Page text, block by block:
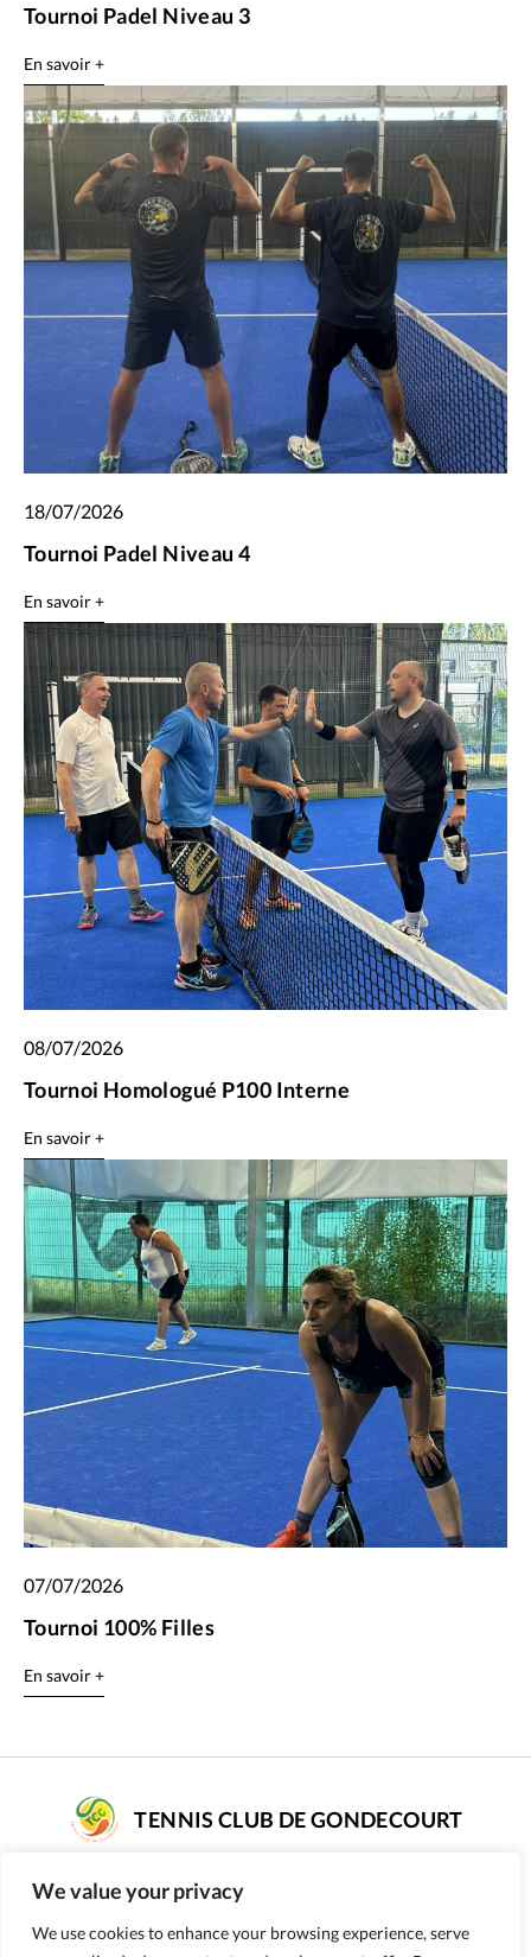
We value your privacy
We use cookies to enhance your browsing experience, serve
Tournoi Padel Niveau 3
En savoir +
18/07/2026
Tournoi Padel Niveau 4
En savoir +
08/07/2026
Tournoi Homologué P100 Interne
En savoir +
07/07/2026
Tournoi 100% Filles
En savoir +
TENNIS CLUB DE GONDECOURT
rue Poissonnier - 59147 GONDECOURT
Numéro d’affiliation : 56590187